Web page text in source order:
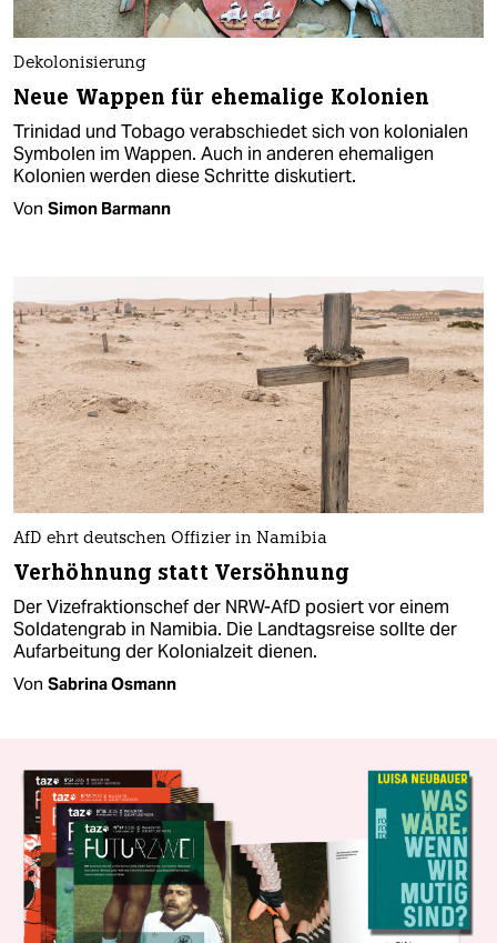
Dekolonisierung
Neue Wappen für ehemalige Kolonien
Trinidad und Tobago verabschiedet sich von kolonialen
Symbolen im Wappen. Auch in anderen ehemaligen
Kolonien werden diese Schritte diskutiert.
Von Simon Barmann
AfD ehrt deutschen Offizier in Namibia
Verhöhnung statt Versöhnung
Der Vizefraktionschef der NRW-AfD posiert vor einem
Soldatengrab in Namibia. Die Landtagsreise sollte der
Aufarbeitung der Kolonialzeit dienen.
Von Sabrina Osmann